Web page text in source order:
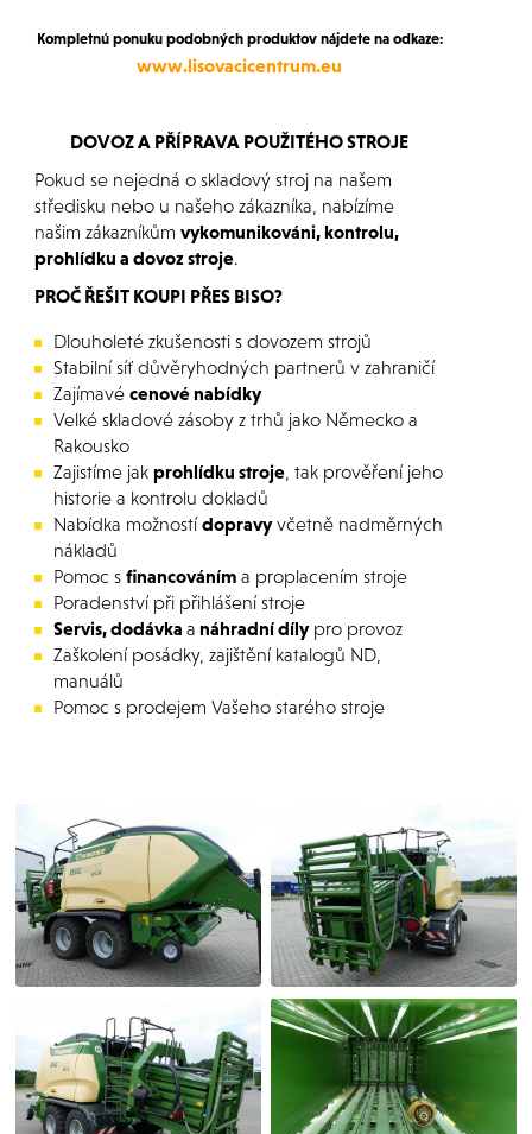
Kompletnú ponuku podobných produktov nájdete na odkaze:
www.lisovacicentrum.eu
DOVOZ A PŘÍPRAVA POUŽITÉHO STROJE
Pokud se nejedná o skladový stroj na našem
středisku nebo u našeho zákazníka, nabízíme
našim zákazníkům vykomunikováni, kontrolu,
prohlídku a dovoz stroje.
PROČ ŘEŠIT KOUPI PŘES BISO?
Dlouholeté zkušenosti s dovozem strojů
Stabilní síť důvěryhodných partnerů v zahraničí
Zajímavé cenové nabídky
Velké skladové zásoby z trhů jako Německo a
Rakousko
Zajistíme jak prohlídku stroje, tak prověření jeho
historie a kontrolu dokladů
Nabídka možnostídopravyvčetně nadměrných
nákladů
Pomoc s financováníma proplacením stroje
Poradenství při přihlášení stroje
Servis, dodávka a náhradní dílypro provoz
Zaškolení posádky, zajištění katalogů ND,
manuálů
Pomoc s prodejem Vašeho starého stroje